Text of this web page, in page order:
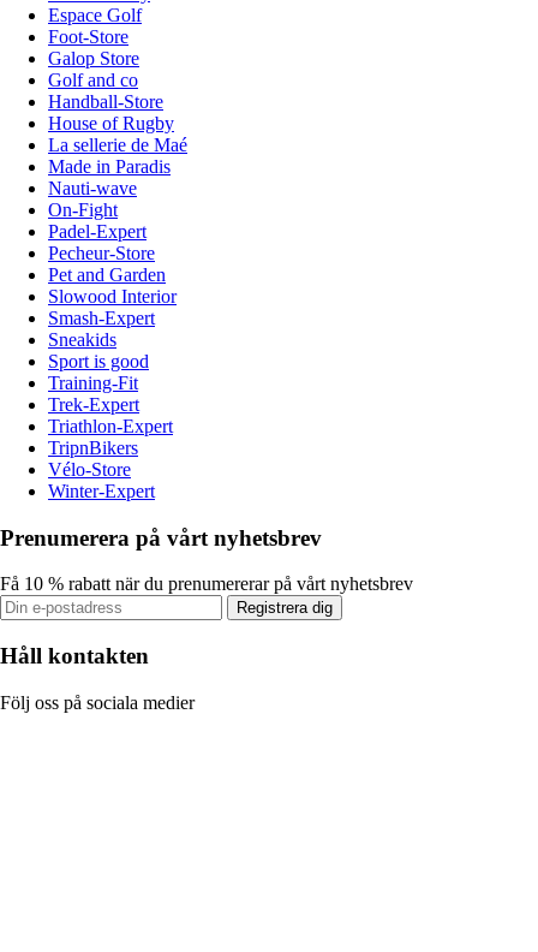
Espace Golf
Foot-Store
Galop Store
Golf and co
Handball-Store
House of Rugby
La sellerie de Maé
Made in Paradis
Nauti-wave
On-Fight
Padel-Expert
Pecheur-Store
Pet and Garden
Slowood Interior
Smash-Expert
Sneakids
Sport is good
Training-Fit
Trek-Expert
Triathlon-Expert
TripnBikers
Vélo-Store
Winter-Expert
Prenumerera på vårt nyhetsbrev
Få 10 % rabatt när du prenumererar på vårt nyhetsbrev
Registrera dig
Håll kontakten
Följ oss på sociala medier